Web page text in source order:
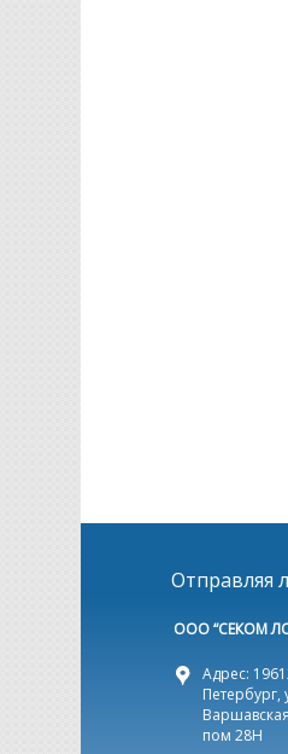
Отправляя
ООО “СЕКОМ
Адрес:
Петербург,
пом 28Н